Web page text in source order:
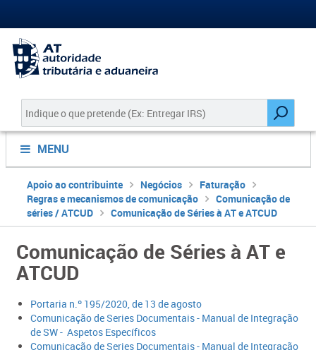
MENU
Apoio ao contribuinte Negócios
Faturação
Regras e mecanismos de comunicação
Comunicação de
séries / ATCUD
Comunicação de Séries à AT e ATCUD
Comunicação de Séries à AT e
ATCUD
Portaria n.º 195/2020, de 13 de agosto
Comunicação de Series Documentais - Manual de Integração
de SW - Aspetos Específicos
​Comunicação de Series Documentais - Manual de Integração